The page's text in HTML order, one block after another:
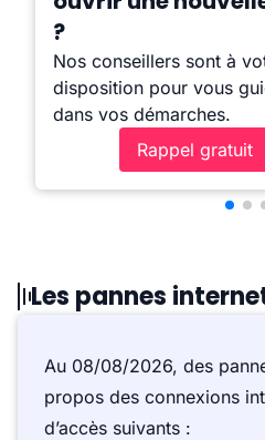
?
Nos conseillers sont à
disposition pour vous
dans vos démarches.
Rappel gratuit
Les pannes
Au 08/08/2026, des
propos des connexions
d’accès suivants :